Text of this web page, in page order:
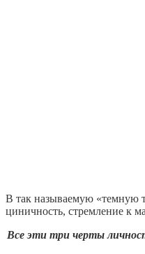
В так называемую «темную
циничность, стремление к
Все эти три черты